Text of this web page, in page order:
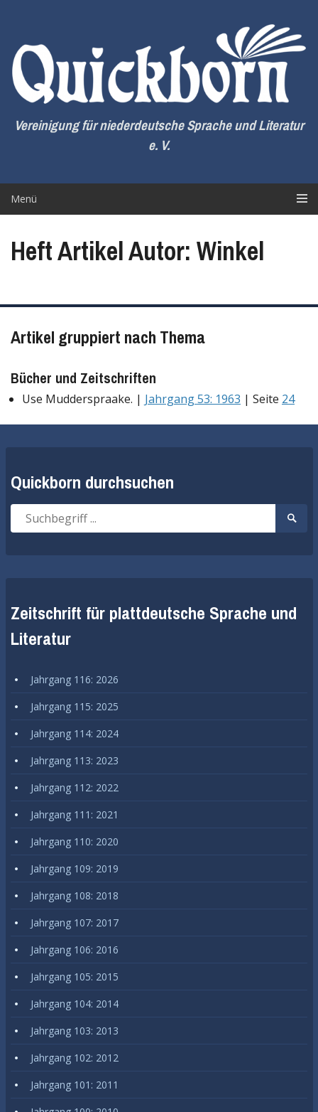
springen
Vereinigung für niederdeutsche Sprache und Literatur
e. V.
Menü
Heft Artikel Autor: Winkel
Artikel gruppiert nach Thema
Bücher und Zeitschriften
Use Mudderspraake. | Jahrgang 53: 1963 | Seite 24
Quickborn durchsuchen
Suche
nach:
Suche
Zeitschrift für plattdeutsche Sprache und
Literatur
Jahrgang 116: 2026
Jahrgang 115: 2025
Jahrgang 114: 2024
Jahrgang 113: 2023
Jahrgang 112: 2022
Jahrgang 111: 2021
Jahrgang 110: 2020
Jahrgang 109: 2019
Jahrgang 108: 2018
Jahrgang 107: 2017
Jahrgang 106: 2016
Jahrgang 105: 2015
Jahrgang 104: 2014
Jahrgang 103: 2013
Jahrgang 102: 2012
Jahrgang 101: 2011